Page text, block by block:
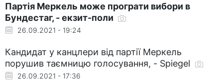
Партія Меркель може програти вибори в
Бундестаг, - екзит-поли
26.09.2021 - 19:24
Кандидат у канцлери від партії Меркель
порушив таємницю голосування, - Spiegel
26.09.2021 - 17:36